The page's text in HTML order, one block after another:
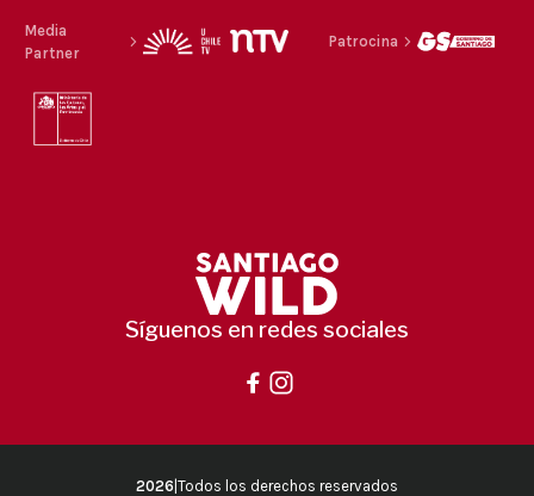
Media
Partner
Patrocina
Síguenos en redes sociales
2026 Todos los derechos reservados